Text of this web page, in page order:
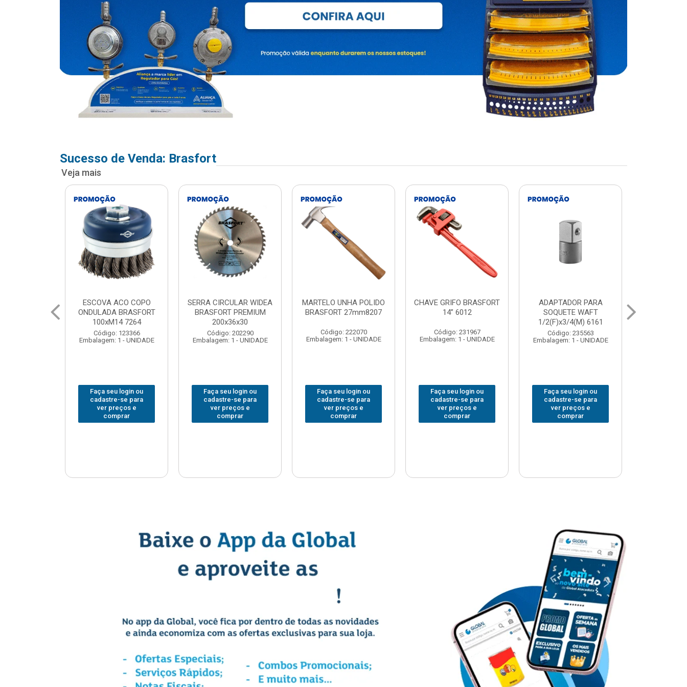
Sucesso de Venda: Brasfort
Veja mais
SERRA CIRCULAR WIDEA
BRASFORT PREMIUM
200x36x30
Código: 202290
Embalagem: 1 - UNIDADE
Faça seu login ou
cadastre-se para
ver preços e
comprar
MARTELO UNHA POLIDO
BRASFORT 27mm8207
Código: 222070
Embalagem: 1 - UNIDADE
Faça seu login ou
cadastre-se para
ver preços e
comprar
CHAVE GRIFO BRASFORT
14” 6012
Código: 231967
Embalagem: 1 - UNIDADE
Faça seu login ou
cadastre-se para
ver preços e
comprar
ADAPTADOR PARA
SOQUETE WAFT
Código: 235563
Embalagem: 1 - UNIDADE
Faça seu login ou
cadastre-se para
ver preços e
comprar
ABAJOUR LED
BRASFORT COB MESA
7844
Código: 310379
Embalagem: 1 - UNIDADE
Faça seu login ou
cadastre-se para
ver preços e
comprar